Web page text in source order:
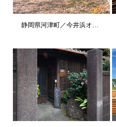
静岡県河津町／今井浜オレンジヒルズ フィールド